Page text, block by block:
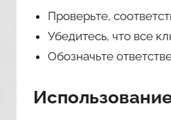
Проверьте,
Убедитесь, что все
Обозначьте